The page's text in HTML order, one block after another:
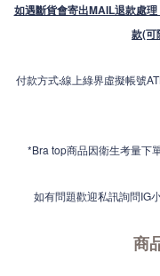
如遇斷貨會寄出MAIL退款處
款(可
付款方式:線上綠界虛擬帳號
*Bra top商品因衛生考量下
如有問題歡迎私訊詢問IG
商